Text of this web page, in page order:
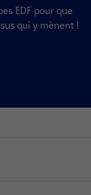
EDF pour que
qui y mènent !